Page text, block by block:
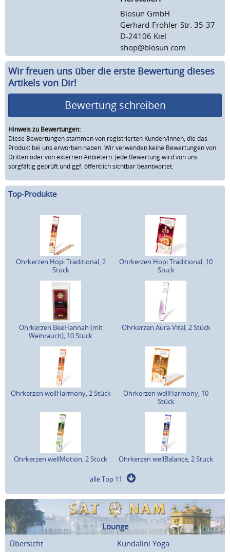
Biosun GmbH
Gerhard-Fröhler-Str. 35-37
D-24106 Kiel
shop@biosun.com
Wir freuen uns über die erste Bewertung dieses
Artikels von Dir!
Bewertung schreiben
Hinweis zu Bewertungen:
Diese Bewertungen stammen von registrierten Kunden/innen, die das
Produkt bei uns erworben haben. Wir verwenden keine Bewertungen von
Dritten oder von externen Anbietern. Jede Bewertung wird von uns
sorgfältig geprüft und ggf. öffentlich sichtbar beantwortet.
Top-Produkte
Ohrkerzen Hopi Traditional, 2
Stück
Ohrkerzen Hopi Traditional, 10
Stück
Ohrkerzen BeeHannah (mit
Weihrauch), 10 Stück
Ohrkerzen Aura-Vital, 2 Stück
Ohrkerzen wellHarmony, 2 Stück
Ohrkerzen wellHarmony, 10
Stück
Ohrkerzen wellMotion, 2 Stück Ohrkerzen wellBalance, 2 Stück
alle Top 11
Lounge
Übersicht
Kundalini Yoga